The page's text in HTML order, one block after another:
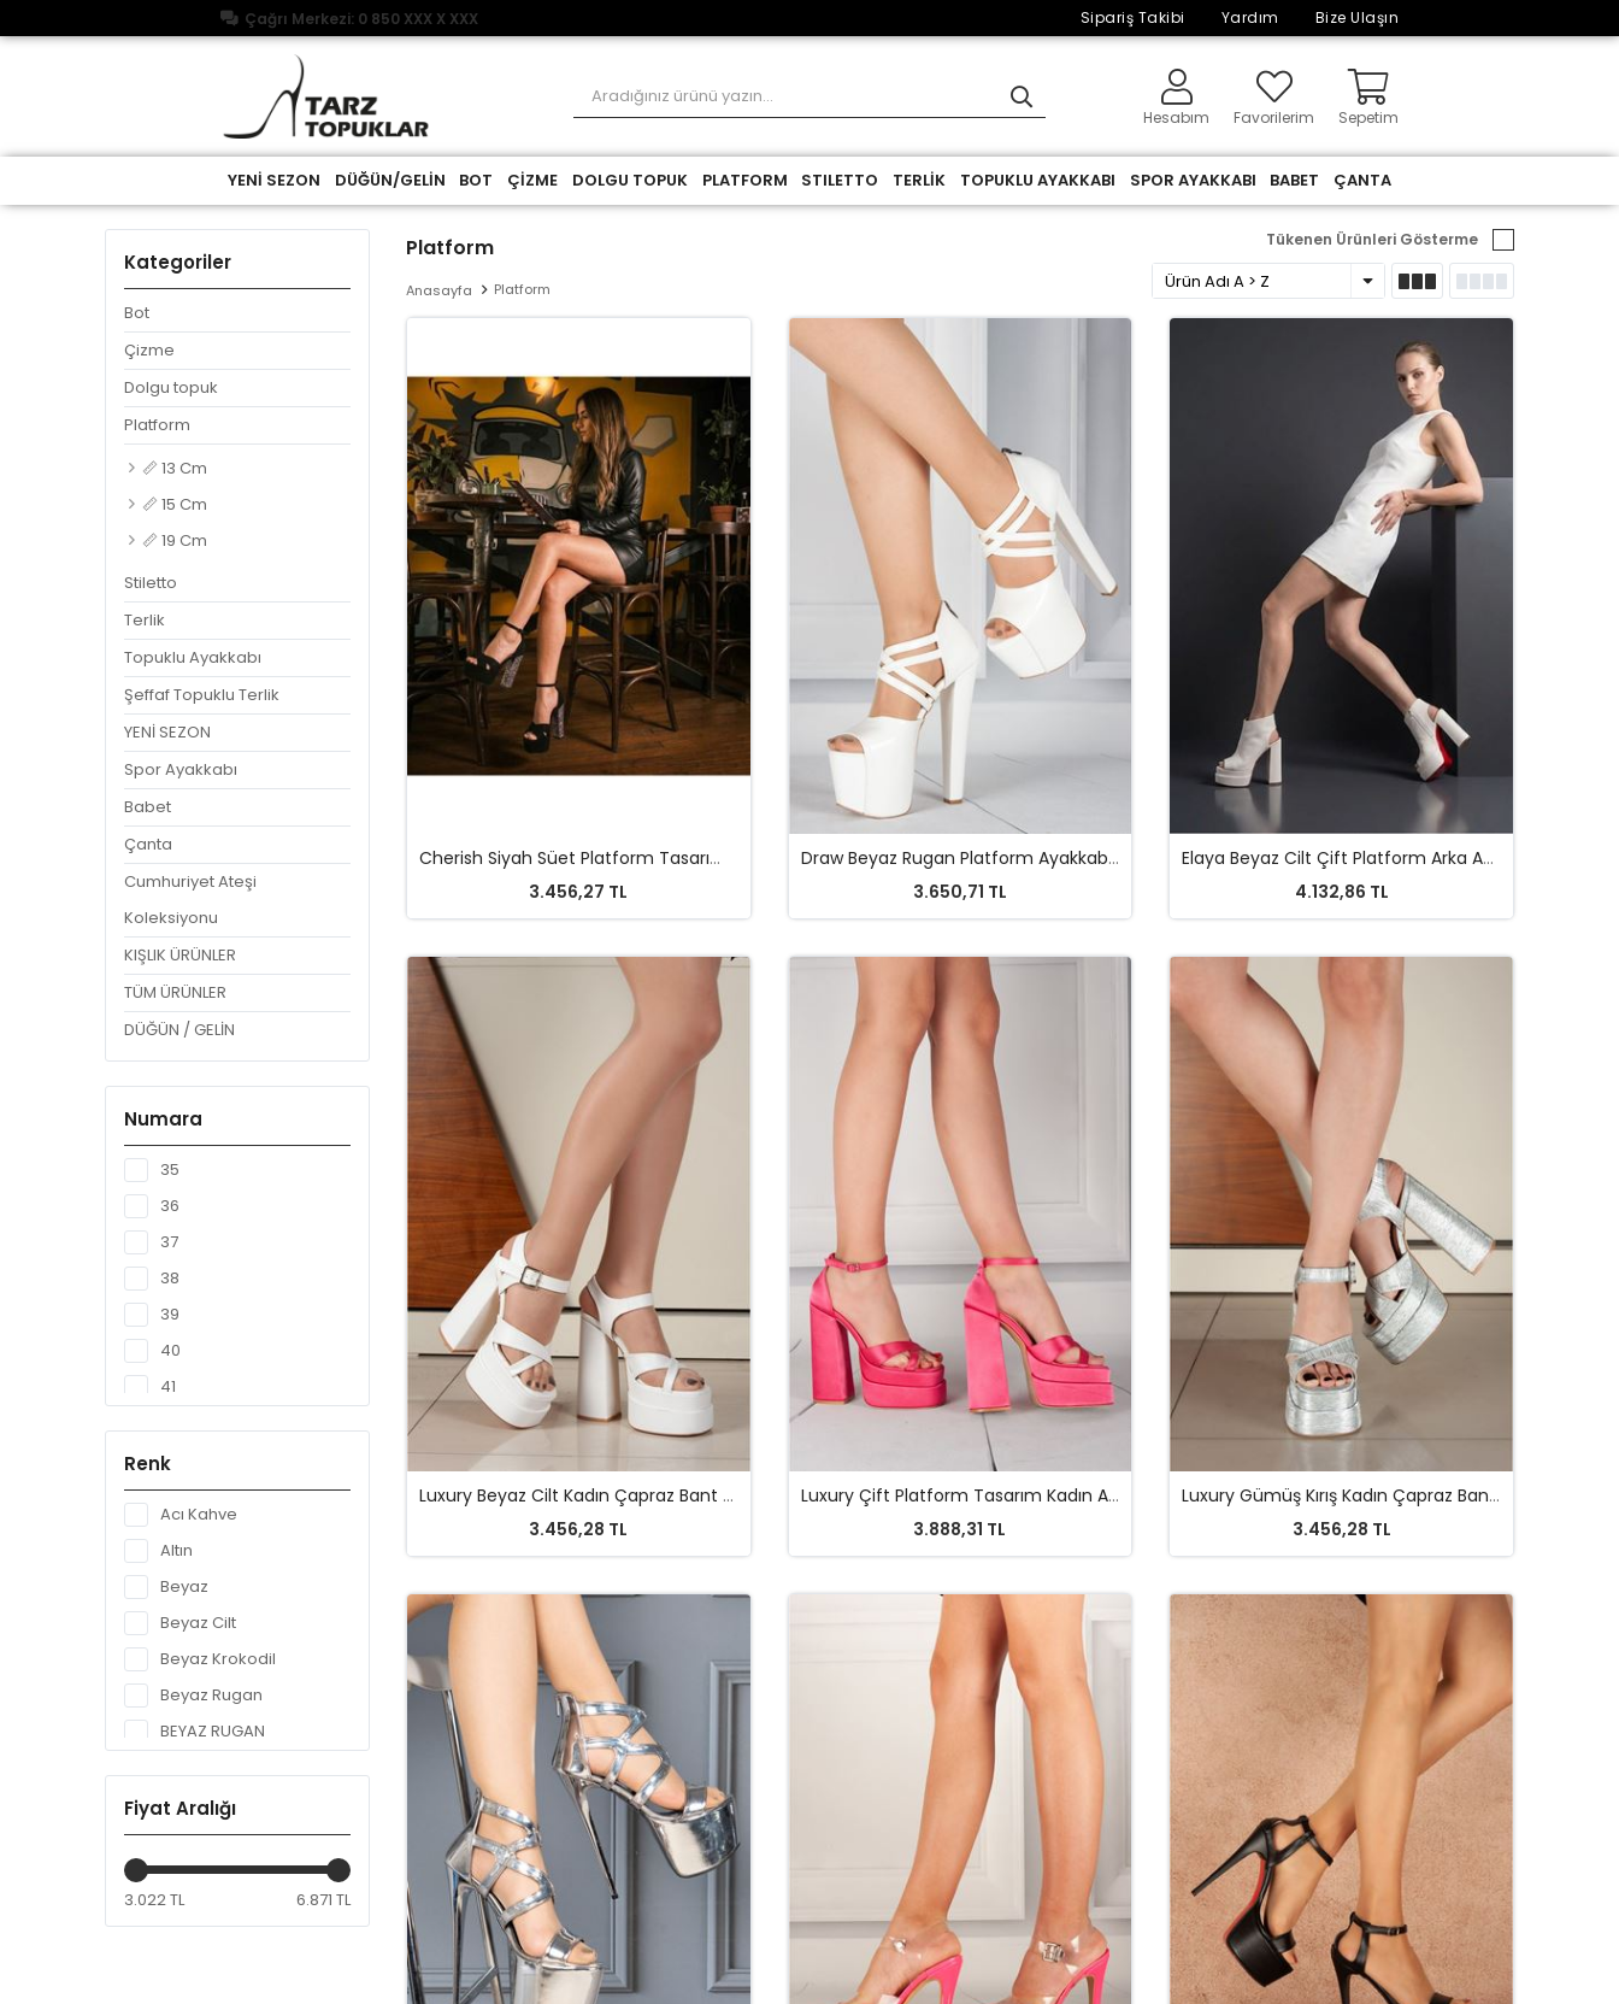
Çağrı Merkezi: 0 850 XXX X XXX Sipariş Takibi Yardım Bize Ulaşın
Hesabım Favorilerim Sepetim
YENİ SEZON DÜĞÜN/GELİN BOT ÇİZME DOLGU TOPUK PLATFORM STILETTO TERLİK TOPUKLU AYAKKABI SPOR AYAKKABI BABET ÇANTA
Kategoriler
Bot
Çizme
Dolgu topuk
Platform
📏 13 Cm
📏 15 Cm
📏 19 Cm
Stiletto
Terlik
Topuklu Ayakkabı
Şeffaf Topuklu Terlik
YENİ SEZON
Spor Ayakkabı
Babet
Çanta
Cumhuriyet Ateşi
Koleksiyonu
KIŞLIK ÜRÜNLER
TÜM ÜRÜNLER
DÜĞÜN / GELİN
Numara
35
36
37
38
39
40
41
Renk
Acı Kahve
Altın
Beyaz
Beyaz Cilt
Beyaz Krokodil
Beyaz Rugan
BEYAZ RUGAN
Fuşya Rugan
gold
Gold
Gri
Fiyat Aralığı
3.022 TL 6.871 TL
Platform
Anasayfa Platform
Tükenen Ürünleri Gösterme
Cherish Siyah Süet Platform Tasarım Cam Kırığı Detaylı Kadın Ayakkabı
3.456,27 TL
Draw Beyaz Rugan Platform Ayakkabı 19 Cm
3.650,71 TL
Elaya Beyaz Cilt Çift Platform Arka Açık Tasarım Kadın Ayakkabı
4.132,86 TL
Luxury Beyaz Cilt Kadın Çapraz Bant Çift Platform Tasarım Ayakkabı
3.456,28 TL
Luxury Çift Platform Tasarım Kadın Ayakkabı
3.888,31 TL
Luxury Gümüş Kırış Kadın Çapraz Bant Çift Platform Tasarım Ayakkabı
3.456,28 TL